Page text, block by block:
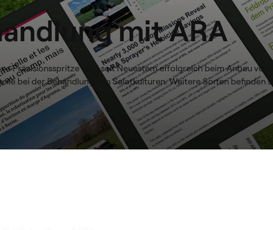
mit ARA
Präzisionsspritze wird seit Neuestem erfolgreich beim Anbau von
bei der Behandlung von Salatkulturen. Weitere Sorten befinden